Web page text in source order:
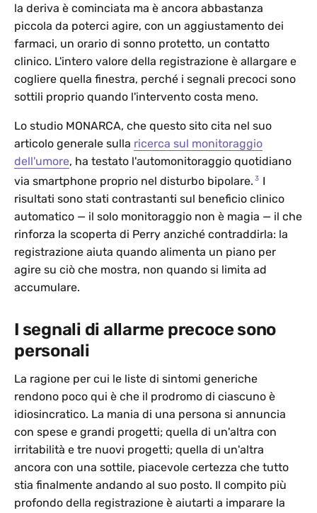
la deriva è cominciata ma è ancora abbastanza
piccola da poterci agire, con un aggiustamento dei
farmaci, un orario di sonno protetto, un contatto
clinico. L'intero valore della registrazione è allargare e
cogliere quella finestra, perché i segnali precoci sono
sottili proprio quando l'intervento costa meno.
Lo studio MONARCA, che questo sito cita nel suo
articolo generale sulla ricerca sul monitoraggio
dell'umore, ha testato l'automonitoraggio quotidiano
via smartphone proprio nel disturbo bipolare. 3 I
risultati sono stati contrastanti sul beneficio clinico
automatico — il solo monitoraggio non è magia — il che
rinforza la scoperta di Perry anziché contraddirla: la
registrazione aiuta quando alimenta un piano per
agire su ciò che mostra, non quando si limita ad
accumulare.
I segnali di allarme precoce sono
personali
La ragione per cui le liste di sintomi generiche
rendono poco qui è che il prodromo di ciascuno è
idiosincratico. La mania di una persona si annuncia
con spese e grandi progetti; quella di un'altra con
irritabilità e tre nuovi progetti; quella di un'altra
ancora con una sottile, piacevole certezza che tutto
stia finalmente andando al suo posto. Il compito più
profondo della registrazione è aiutarti a imparare la